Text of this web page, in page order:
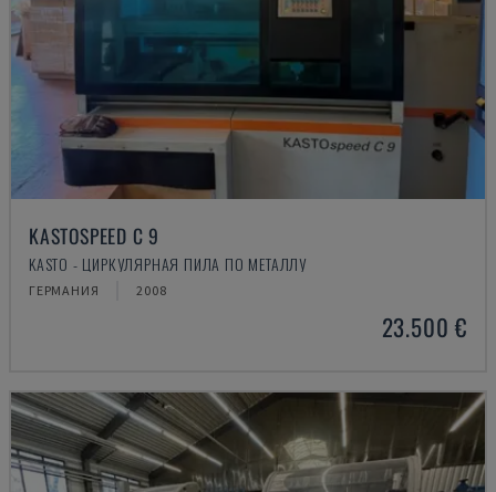
KASTOSPEED C 9
KASTO - ЦИРКУЛЯРНАЯ ПИЛА ПО МЕТАЛЛУ
ГЕРМАНИЯ 2008
23.500 €